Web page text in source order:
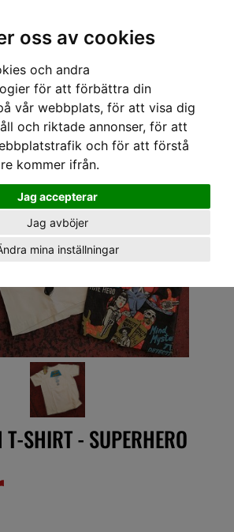
oss av cookies
och andra
för att förbättra din
vår webbplats, för att visa dig
och riktade annonser, för att
och för att förstå
kommer ifrån.
Jag accepterar
Jag avböjer
mina inställningar
MIRTH T-SHIRT - SUPERHERO
SHIRT - SUPERHERO